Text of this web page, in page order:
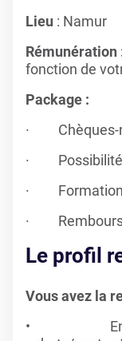
Lieu : Namur
Rémunération
fonction de
Package :
· Chèques-
· Possibilité
· Formation
·
Le profil
Vous avez la